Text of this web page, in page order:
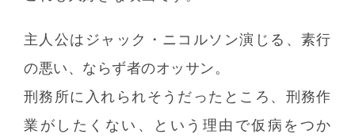
主人公はジャック・ニコルソン演じる、素行
の悪い、ならず者のオッサン。
刑務所に入れられそうだったところ、刑務作
業がしたくない、という理由で仮病をつか